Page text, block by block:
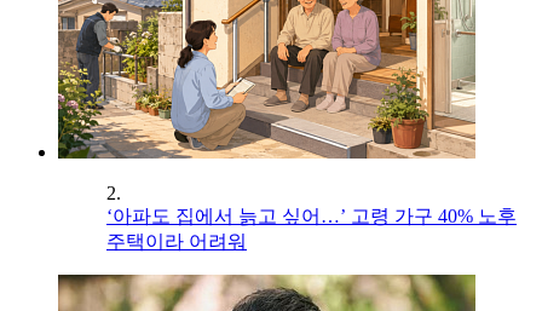
2.
‘아파도 집에서 늙고 싶어…’ 고령 가구 40% 노후
주택이라 어려워